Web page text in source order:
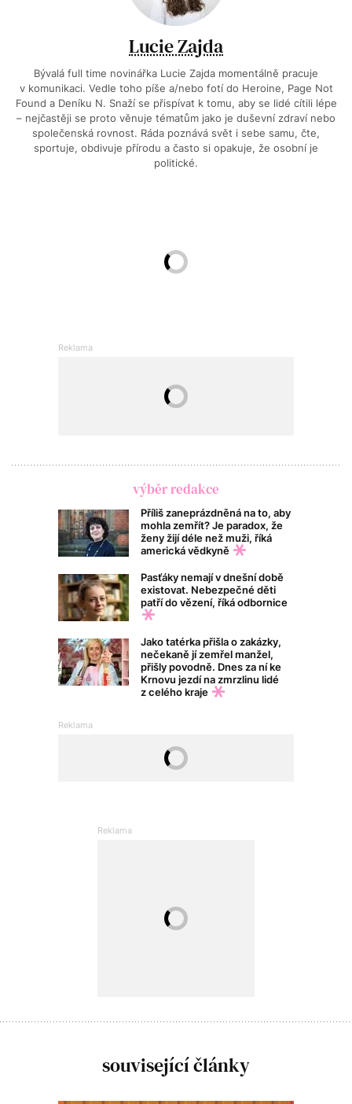
Lucie Zajda
Bývalá full time novinářka Lucie Zajda momentálně pracuje
v komunikaci. Vedle toho píše a/nebo fotí do Heroine, Page Not
Found a Deníku N. Snaží se přispívat k tomu, aby se lidé cítili lépe
– nejčastěji se proto věnuje tématům jako je duševní zdraví nebo
společenská rovnost. Ráda poznává svět i sebe samu, čte,
sportuje, obdivuje přírodu a často si opakuje, že osobní je
politické.
výběr redakce
Příliš zaneprázdněná na to, aby
mohla zemřít? Je paradox, že
ženy žijí déle než muži, říká
americká vědkyně
Pasťáky nemají v dnešní době
existovat. Nebezpečné děti
patří do vězení, říká odbornice
Jako tatérka přišla o zakázky,
nečekaně jí zemřel manžel,
přišly povodně. Dnes za ní ke
Krnovu jezdí na zmrzlinu lidé
z celého kraje
související články